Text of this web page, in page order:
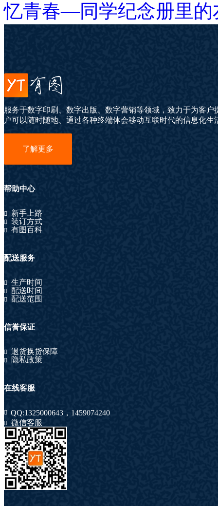
忆青春—同学纪念册里的
服务于数字印刷、数字出版、数字营销等领域，致力于为客
户可以随时随地、通过各种终端体会移动互联时代的信息化生
了解更多
帮助中心
新手上路
装订方式
有图百科
配送服务
生产时间
配送时间
配送范围
信誉保证
退货换货保障
隐私政策
在线客服
QQ:1325000643 ， 1459074240
微信客服